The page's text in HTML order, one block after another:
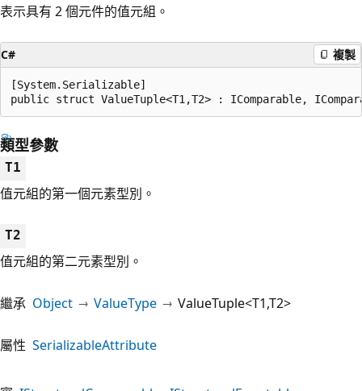
表示具有 2 個元件的值元組。
C# 複製
[System.Serializable]
public struct ValueTuple<T1,T2> : IComparable,
類型參數
T1
值元組的第一個元素型別。
T2
值元組的第二元素型別。
繼承 Object ValueType ValueTuple<T1,T2>
屬性 SerializableAttribute